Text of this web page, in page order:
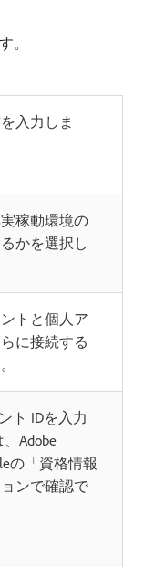
。
入力しま
稼動環境の
かを選択し
トと個人ア
に接続する
ト IDを入力
Adobe
の「資格情報
ンで確認で